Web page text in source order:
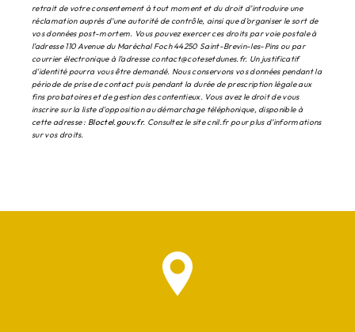
retrait de votre consentement à tout moment et du droit d’introduire une
réclamation auprès d’une autorité de contrôle, ainsi que d’organiser le sort de
vos données post-mortem. Vous pouvez exercer ces droits par voie postale à
l'adresse 110 Avenue du Maréchal Foch 44250 Saint-Brevin-les-Pins ou par
courrier électronique à l'adresse contact@cotesetdunes.fr. Un justificatif
d'identité pourra vous être demandé. Nous conservons vos données pendant la
période de prise de contact puis pendant la durée de prescription légale aux
fins probatoires et de gestion des contentieux. Vous avez le droit de vous
inscrire sur la liste d'opposition au démarchage téléphonique, disponible à
cette adresse : Bloctel.gouv.fr. Consultez le site cnil.fr pour plus d’informations
sur vos droits.